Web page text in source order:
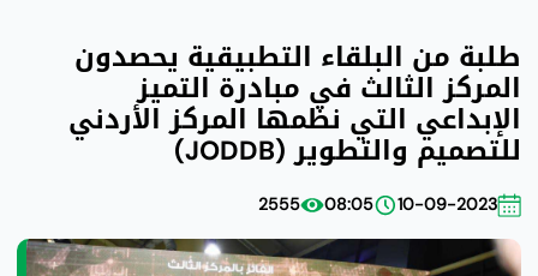
طلبة من البلقاء التطبيقية يحصدون
المركز الثالث في مبادرة التميز
الإبداعي التي نظمها المركز الأردني
للتصميم والتطوير (JODDB)
10-09-2023
08:05
2555